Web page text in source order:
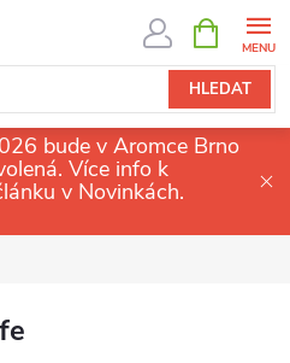
HLEDAT
NÁKUPNÍ
KOŠÍK
bude v Aromce Brno
Více info k
v Novinkách.